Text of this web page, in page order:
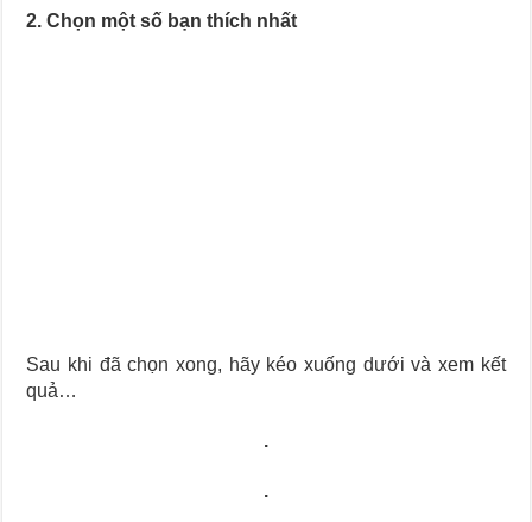
2. Chọn một số bạn thích nhất
Sau khi đã chọn xong, hãy kéo xuống dưới và xem kết
quả…
.
.